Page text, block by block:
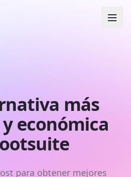
más
económica
para obtener mejores